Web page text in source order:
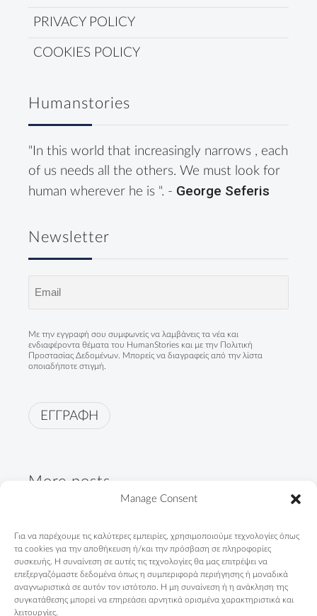
Manage Consent
Για να παρέχουμε τις καλύτερες εμπειρίες, χρησιμοποιούμε τεχνολογίες όπως
τα cookies για την αποθήκευση ή/και την πρόσβαση σε πληροφορίες
συσκευής. Η συναίνεση σε αυτές τις τεχνολογίες θα μας επιτρέψει να
επεξεργαζόμαστε δεδομένα όπως η συμπεριφορά περιήγησης ή μοναδικά
αναγνωριστικά σε αυτόν τον ιστότοπο. Η μη συναίνεση ή η ανάκληση της
συγκατάθεσης μπορεί να επηρεάσει αρνητικά ορισμένα χαρακτηριστικά και
λειτουργίες.
PRIVACY POLICY
COOKIES POLICY
Humanstories
"In this world that increasingly narrows , each
of us needs all the others. We must look for
human wherever he is ". - George Seferis
Newsletter
Με την εγγραφή σου συμφωνείς να λαμβάνεις τα νέα και
ενδιαφέροντα θέματα του HumanStories και με την Πολιτική
Προστασίας Δεδομένων . Μπορείς να διαγραφείς από την λίστα
οποιαδήποτε στιγμή.
ΕΓΓΡΑΦΗ
More posts
Greeks"
09/04/2024
Telendos Primary School is